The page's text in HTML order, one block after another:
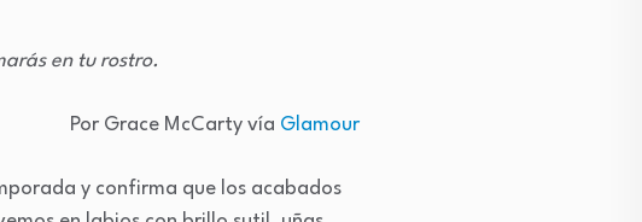
en tu rostro.
Por Grace McCarty vía Glamour
y confirma que los acabados